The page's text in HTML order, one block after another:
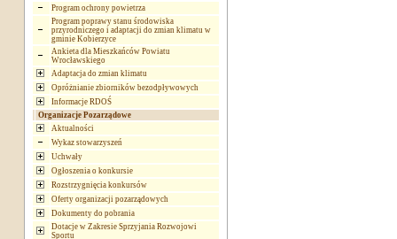
Program ochrony powietrza
Program poprawy stanu środowiska
przyrodniczego i adaptacji do zmian klimatu w
gminie Kobierzyce
Ankieta dla Mieszkańców Powiatu
Wrocławskiego
Adaptacja do zmian klimatu
Opróżnianie zbiorników bezodpływowych
Informacje RDOŚ
Organizacje Pozarządowe
Aktualności
Wykaz stowarzyszeń
Uchwały
Ogłoszenia o konkursie
Rozstrzygnięcia konkursów
Oferty organizacji pozarządowych
Dokumenty do pobrania
Dotacje w Zakresie Sprzyjania Rozwojowi
Sportu